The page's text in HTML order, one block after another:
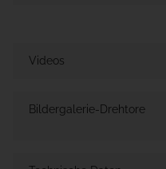
Videos
Bildergalerie-Drehtore